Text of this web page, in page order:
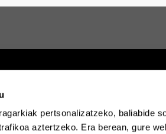
pertsonalizatzeko, baliabide
aztertzeko. Era berean, gure
Irisgarritasuna